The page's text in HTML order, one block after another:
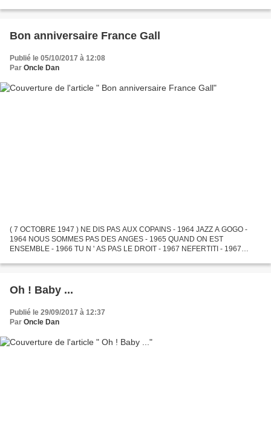
LA...
Bon anniversaire France Gall
Publié le 05/10/2017 à 12:08
Par Oncle Dan
( 7 OCTOBRE 1947 ) NE DIS PAS AUX COPAINS - 1964 JAZZ A GOGO -
1964 NOUS SOMMES PAS DES ANGES - 1965 QUAND ON EST
ENSEMBLE - 1966 TU N ' AS PAS LE DROIT - 1967 NEFERTITI - 1967
CHANSONS QUELLES...
Oh ! Baby ...
Publié le 29/09/2017 à 12:37
Par Oncle Dan